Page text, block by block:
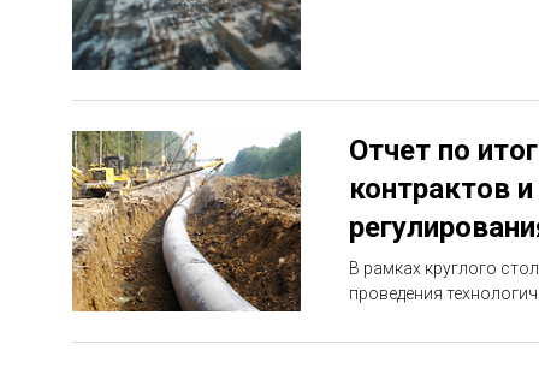
Отчет по
контрактов
В рамках круглого
проведения